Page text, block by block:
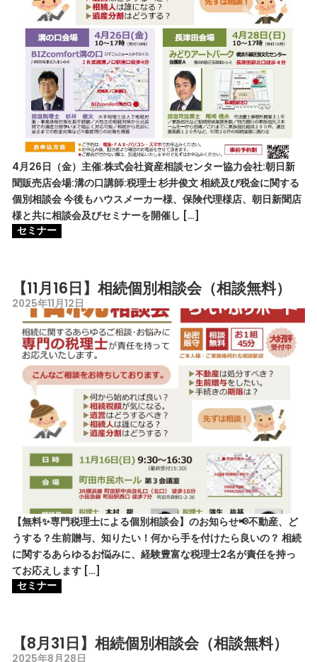
4月26日（金）主催:株式会社資産相談センター協力会社:朝日新
聞販売店会場:溝の口講師:税理士 杉井俊文 相続及び税金に関する
個別相談会 今後もハウスメーカー様、保険代理様店、朝日新聞店
様と共に相談会及びセミナーを開催し […]
セミナー
【11月16日】相続個別相談会（相談無料）
2025年11月12日
【無料✨専門税理士による個別相談会】のお知らせ📢不動産、ど
うする？生前贈与、知りたい！何から手を付けたら良いの？ 相続
に関するあらゆるお悩みに、経験豊富な税理士2名が責任を持っ
てお応えします […]
セミナー
【8月31日】相続個別相談会（相談無料）
2025年8月28日